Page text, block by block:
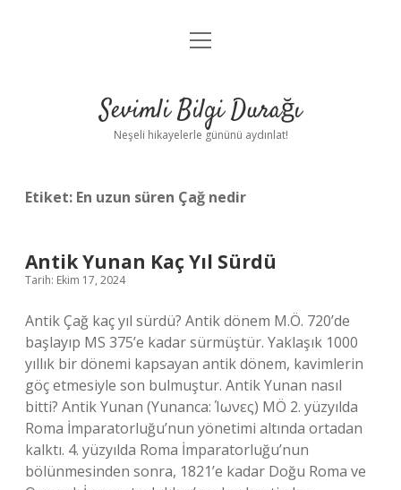
Anasayfa
Yasal Uyarı
menüyü
Sevimli Bilgi Durağı
Neşeli hikayelerle gününü aydınlat!
Etiket: En uzun süren Çağ nedir
Antik Yunan Kaç Yıl Sürdü
Tarih: Ekim 17, 2024
Antik Çağ kaç yıl sürdü? Antik dönem M.Ö. 720’de
başlayıp MS 375’e kadar sürmüştür. Yaklaşık 1000
yıllık bir dönemi kapsayan antik dönem, kavimlerin
göç etmesiyle son bulmuştur. Antik Yunan nasıl
bitti? Antik Yunan (Yunanca: Ίωνες) MÖ 2. yüzyılda
Roma İmparatorluğu’nun yönetimi altında ortadan
kalktı. 4. yüzyılda Roma İmparatorluğu’nun
bölünmesinden sonra, 1821’e kadar Doğu Roma ve